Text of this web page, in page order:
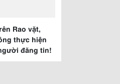
Rao vặt,
thực hiện
đăng tin!